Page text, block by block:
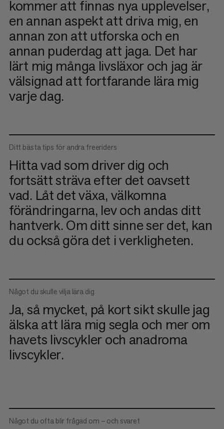
kommer att finnas nya upplevelser,
en annan aspekt att driva mig, en
annan zon att utforska och en
annan puderdag att jaga. Det har
lärt mig många livsläxor och jag är
välsignad att fortfarande lära mig
varje dag.
Ditt bästa tips för andra freeriders
Hitta vad som driver dig och
fortsätt sträva efter det oavsett
vad. Låt det växa, välkomna
förändringarna, lev och andas ditt
hantverk. Om ditt sinne ser det, kan
du också göra det i verkligheten.
Något du skulle vilja lära dig
Ja, så mycket, på kort sikt skulle jag
älska att lära mig segla och mer om
havets livscykler och anadroma
livscykler.
Något du ofta blir frågad om – och svaret